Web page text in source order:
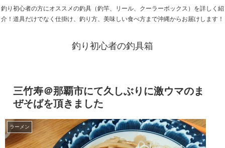
釣り初心者の方にオススメの釣具（釣竿、リール、クーラーボックス）を詳しく紹
介！道具だけでなく仕掛け、釣り方、美味しい食べ方まで沖縄からお届けします！
釣り初心者の釣具箱
三竹寿＠那覇市にて久しぶりに激ウマのま
ぜそばを頂きました
ラーメン